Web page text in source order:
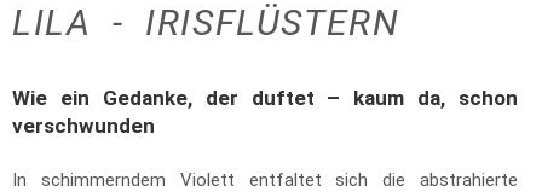
LILA - IRISFLÜSTERN
Wie ein Gedanke, der duftet – kaum da, schon
verschwunden
In schimmerndem Violett entfaltet sich die abstrahierte